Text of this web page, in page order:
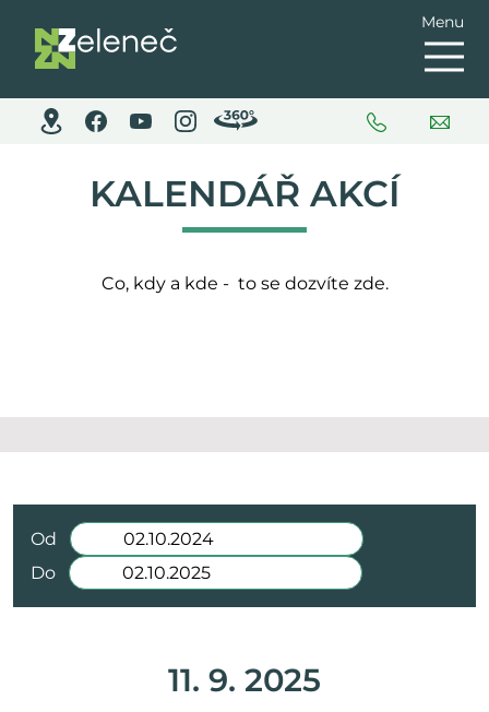
Menu
KALENDÁŘ AKCÍ
Co, kdy a kde - to se dozvíte zde.
Od
Do
11. 9. 2025